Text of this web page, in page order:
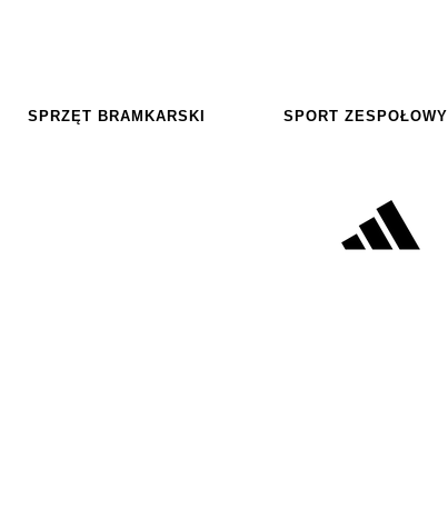
SPRZĘT BRAMKARSKI SPORT ZESPOŁOWY